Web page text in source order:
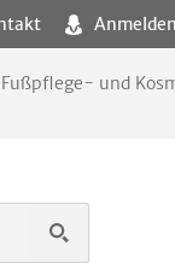
Anmelden
und